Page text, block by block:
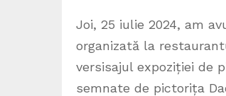
Joi, 25 iulie 2024, am
organizată la
versisajul expoziției de
semnate de pictorița